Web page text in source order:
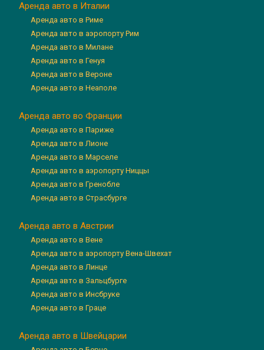
Аренда авто в Италии
Аренда авто в Риме
Аренда авто в аэропорту Рим
Аренда авто в Милане
Аренда авто в Генуя
Аренда авто в Вероне
Аренда авто в Неаполе
Аренда авто во Франции
Аренда авто в Париже
Аренда авто в Лионе
Аренда авто в Марселе
Аренда авто в аэропорту Ниццы
Аренда авто в Гренобле
Аренда авто в Страсбурге
Аренда авто в Австрии
Аренда авто в Вене
Аренда авто в аэропорту Вена-Швехат
Аренда авто в Линце
Аренда авто в Зальцбурге
Аренда авто в Инсбруке
Аренда авто в Граце
Аренда авто в Швейцарии